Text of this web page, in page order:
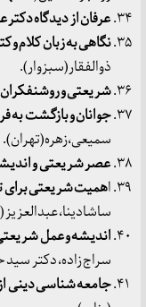
عرفان از دیدگاه
نگاهی به زبان کلام و
ذوالفقار(سبزوار).
شریعتی و روشنفکران
جوانان و بازگشت به
سمیعی،زهره(تهران).
عصر شریعتی و
اهمیت شریعتی برای
ساشادینا،
اندیشه و عمل
سراج زاده، دکتر
جامعه شناسی دینی